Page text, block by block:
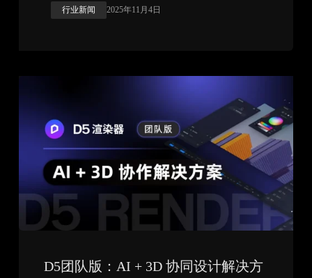
行业新闻 2025年11月4日
D5团队版：AI + 3D 协同设计解决方